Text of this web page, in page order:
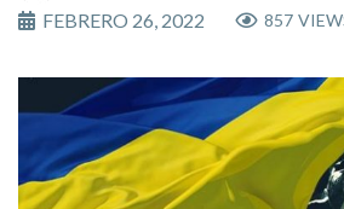
FEBRERO 26, 2022
857